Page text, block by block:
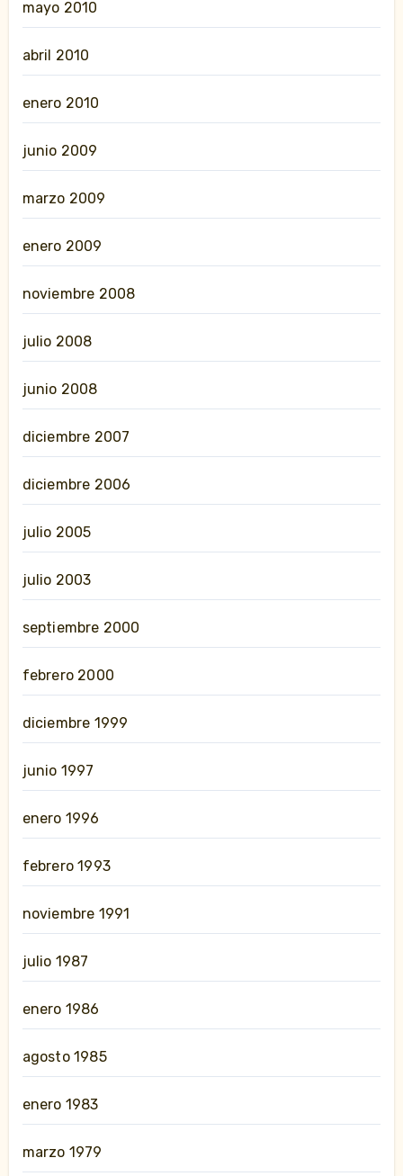
mayo 2010
abril 2010
enero 2010
junio 2009
marzo 2009
enero 2009
noviembre 2008
julio 2008
junio 2008
diciembre 2007
diciembre 2006
julio 2005
julio 2003
septiembre 2000
febrero 2000
diciembre 1999
junio 1997
enero 1996
febrero 1993
noviembre 1991
julio 1987
enero 1986
agosto 1985
enero 1983
marzo 1979